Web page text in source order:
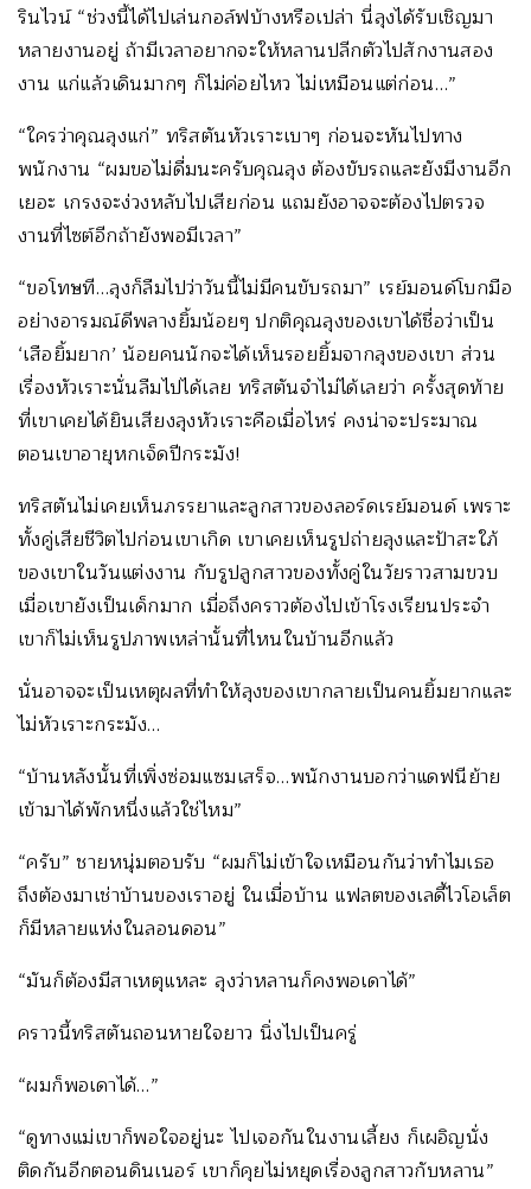
รินไวน์ “ช่วงนี้ได้ไปเล่นกอล์ฟบ้างหรือเปล่า นี่ลุงได้รับเชิญมา
หลายงานอยู่ ถ้ามีเวลาอยากจะให้หลานปลีกตัวไปสักงานสอง
งาน แก่แล้วเดินมากๆ ก็ไม่ค่อยไหว ไม่เหมือนแต่ก่อน…”
“ใครว่าคุณลุงแก่” ทริสตันหัวเราะเบาๆ ก่อนจะหันไปทาง
พนักงาน “ผมขอไม่ดื่มนะครับคุณลุง ต้องขับรถและยังมีงานอีก
เยอะ เกรงจะง่วงหลับไปเสียก่อน แถมยังอาจจะต้องไปตรวจ
งานที่ไซต์อีกถ้ายังพอมีเวลา”
“ขอโทษที…ลุงก็ลืมไปว่าวันนี้ไม่มีคนขับรถมา” เรย์มอนด์โบกมือ
อย่างอารมณ์ดีพลางยิ้มน้อยๆ ปกติคุณลุงของเขาได้ชื่อว่าเป็น
‘เสือยิ้มยาก’ น้อยคนนักจะได้เห็นรอยยิ้มจากลุงของเขา ส่วน
เรื่องหัวเราะนั่นลืมไปได้เลย ทริสตันจำไม่ได้เลยว่า ครั้งสุดท้าย
ที่เขาเคยได้ยินเสียงลุงหัวเราะคือเมื่อไหร่ คงน่าจะประมาณ
ตอนเขาอายุหกเจ็ดปีกระมัง!
ทริสตันไม่เคยเห็นภรรยาและลูกสาวของลอร์ดเรย์มอนด์ เพราะ
ทั้งคู่เสียชีวิตไปก่อนเขาเกิด เขาเคยเห็นรูปถ่ายลุงและป้าสะใภ้
ของเขาในวันแต่งงาน กับรูปลูกสาวของทั้งคู่ในวัยราวสามขวบ
เมื่อเขายังเป็นเด็กมาก เมื่อถึงคราวต้องไปเข้าโรงเรียนประจำ
เขาก็ไม่เห็นรูปภาพเหล่านั้นที่ไหนในบ้านอีกแล้ว
นั่นอาจจะเป็นเหตุผลที่ทำให้ลุงของเขากลายเป็นคนยิ้มยากและ
ไม่หัวเราะกระมัง…
“บ้านหลังนั้นที่เพิ่งซ่อมแซมเสร็จ…พนักงานบอกว่าแดฟนีย้าย
เข้ามาได้พักหนึ่งแล้วใช่ไหม”
“ครับ” ชายหนุ่มตอบรับ “ผมก็ไม่เข้าใจเหมือนกันว่าทำไมเธอ
ถึงต้องมาเช่าบ้านของเราอยู่ ในเมื่อบ้าน แฟลตของเลดี้ไวโอเล็ต
ก็มีหลายแห่งในลอนดอน”
“มันก็ต้องมีสาเหตุแหละ ลุงว่าหลานก็คงพอเดาได้”
คราวนี้ทริสตันถอนหายใจยาว นิ่งไปเป็นครู่
“ผมก็พอเดาได้…”
“ดูทางแม่เขาก็พอใจอยู่นะ ไปเจอกันในงานเลี้ยง ก็เผอิญนั่ง
ติดกันอีกตอนดินเนอร์ เขาก็คุยไม่หยุดเรื่องลูกสาวกับหลาน”